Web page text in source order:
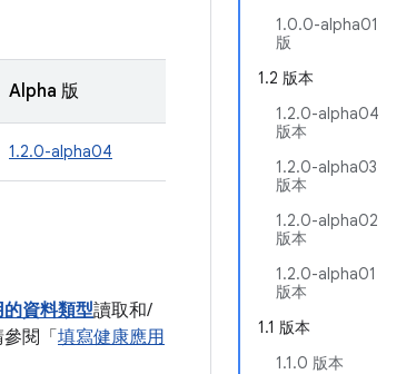
1.0.0-alpha01
版
1.2 版本
1.2.0-alpha04
版本
1.2.0-alpha03
版本
1.2.0-alpha02
版本
1.2.0-alpha01
版本
1.1 版本
1.1.0 版本
Alpha 版
1.2.0-alpha04
的資料類型讀取和/
閱「 填寫健康應用